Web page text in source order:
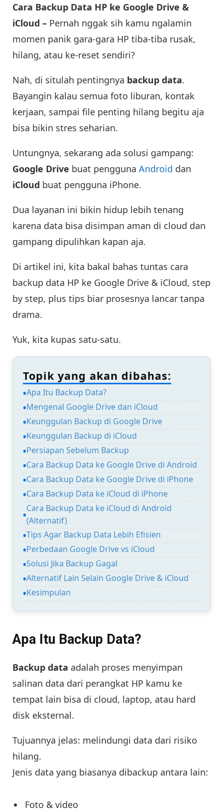
Cara Backup Data HP ke Google Drive &
iCloud – Pernah nggak sih kamu ngalamin
momen panik gara-gara HP tiba-tiba rusak,
hilang, atau ke-reset sendiri?
Nah, di situlah pentingnya backup data.
Bayangin kalau semua foto liburan, kontak
kerjaan, sampai file penting hilang begitu aja
bisa bikin stres seharian.
Untungnya, sekarang ada solusi gampang:
Google Drive buat pengguna Android dan
iCloud buat pengguna iPhone.
Dua layanan ini bikin hidup lebih tenang
karena data bisa disimpan aman di cloud dan
gampang dipulihkan kapan aja.
Di artikel ini, kita bakal bahas tuntas cara
backup data HP ke Google Drive & iCloud, step
by step, plus tips biar prosesnya lancar tanpa
drama.
Yuk, kita kupas satu-satu.
Topik yang akan dibahas:
Apa Itu Backup Data?
Mengenal Google Drive dan iCloud
Keunggulan Backup di Google Drive
Keunggulan Backup di iCloud
Persiapan Sebelum Backup
Cara Backup Data ke Google Drive di Android
Cara Backup Data ke Google Drive di iPhone
Cara Backup Data ke iCloud di iPhone
Cara Backup Data ke iCloud di Android
(Alternatif)
Tips Agar Backup Data Lebih Efisien
Perbedaan Google Drive vs iCloud
Solusi Jika Backup Gagal
Alternatif Lain Selain Google Drive & iCloud
Kesimpulan
Apa Itu Backup Data?
Backup data adalah proses menyimpan
salinan data dari perangkat HP kamu ke
tempat lain bisa di cloud, laptop, atau hard
disk eksternal.
Tujuannya jelas: melindungi data dari risiko
hilang.
Jenis data yang biasanya dibackup antara lain:
Foto & video